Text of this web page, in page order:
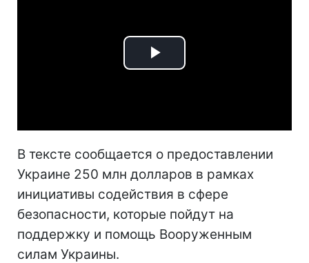
Play
В тексте сообщается о предоставлении
Украине 250 млн долларов в рамках
инициативы содействия в сфере
безопасности, которые пойдут на
поддержку и помощь Вооруженным
силам Украины.